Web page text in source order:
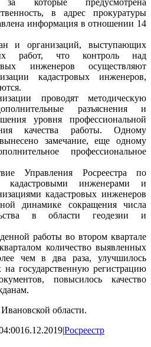
которые предусмотрена
в адрес прокуратуры
информация в отношении 14
и организаций, выступающих
работ, что контроль над
инженеров осуществляют
кадастровых инженеров,
проводят методическую
разъяснения и
уровня профессиональной
качества работы. Одному
замечание, еще одному
профессиональное
Управления Росреестра по
кадастровыми инженерами и
кадастровых инженеров
динамике сокращения числа
в области геодезии и
работы во втором квартале
количество выявленных
чем в два раза, улучшилось
на государственную регистрацию
повысилось качество
области.
16.12.2019|Росреестр